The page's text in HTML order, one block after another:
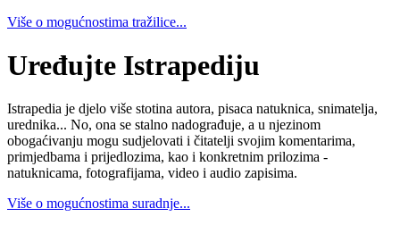
Više o mogućnostima tražilice...
Uređujte Istrapediju
Istrapedia je djelo više stotina autora, pisaca natuknica, snimatelja,
urednika... No, ona se stalno nadograđuje, a u njezinom
obogaćivanju mogu sudjelovati i čitatelji svojim komentarima,
primjedbama i prijedlozima, kao i konkretnim prilozima -
natuknicama, fotografijama, video i audio zapisima.
Više o mogućnostima suradnje...